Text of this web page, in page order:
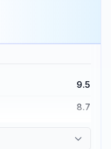
9.5
8.7